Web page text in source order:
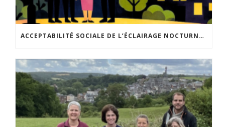
ACCEPTABILITÉ SOCIALE DE L’ÉCLAIRAGE NOCTURNE : LE REPLAY EST DISPONIBLE